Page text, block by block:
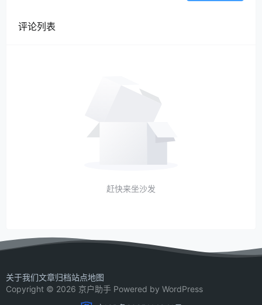
评论列表
赶快来坐沙发
关于我们文章归档站点地图
Copyright © 2026 京户助手 Powered by WordPress